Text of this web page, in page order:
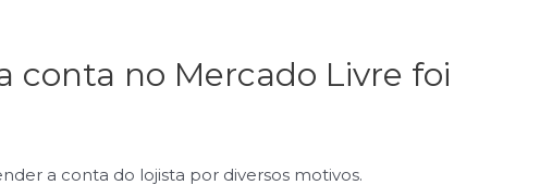
conta no Mercado Livre foi
a conta do lojista por diversos motivos.